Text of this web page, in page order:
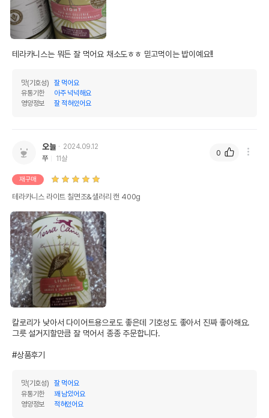
법에 의한 인증,허가 등을
테라카니스는 뭐든 잘 먹어요 채소도ㅎㅎ 믿고먹이는 밥이예요!!
맛(기호성)
잘 먹어요
유통기한
아주 넉넉해요
영양정보
잘 적혀있어요
오늘
2024.09.12
쭈
11살
재구매
테라카니스 라이트 칠면조&샐러리 캔 400g
칼로리가 낮아서 다이어트용으로도 좋은데 기호성도 좋아서 진짜 좋아해요.
그릇 설거지할만큼 잘 먹어서 종종 주문합니다.
#상품후기
맛(기호성)
잘 먹어요
유통기한
꽤 남았어요
영양정보
적혀있어요
0